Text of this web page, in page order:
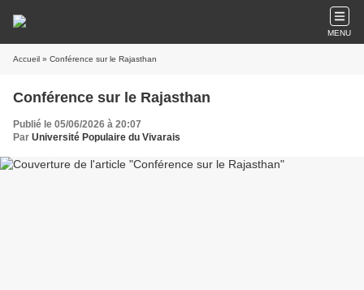
MENU
Accueil » Conférence sur le Rajasthan
Conférence sur le Rajasthan
Publié le 05/06/2026 à 20:07
Par Université Populaire du Vivarais